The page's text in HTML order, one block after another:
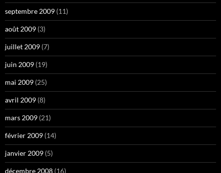
septembre 2009 (11)
août 2009 (3)
juillet 2009 (7)
juin 2009 (19)
mai 2009 (25)
avril 2009 (8)
mars 2009 (21)
février 2009 (14)
janvier 2009 (5)
décembre 2008 (16)